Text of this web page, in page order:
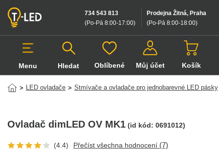
Prodejna Žitná, Praha
(Po-Pá 8:00-18:00)
734 543 813
(Po-Pá 8:00-17:00)
Menu Hledat
Hledat v produktech
Oblíbené Můj účet Košík
> LED ovladače > Stmívače a ovladače pro jednobarevné LED pásky
Ovladač dimLED OV MK1 (id kód: 0691012)
(4.4) Přečíst všechna hodnocení (7)